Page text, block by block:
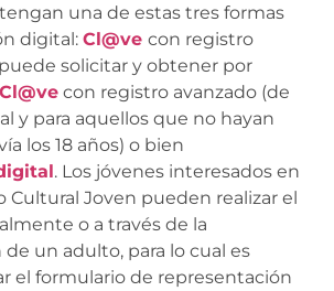
una de estas tres formas
digital: Cl@ve con registro
solicitar y obtener por
Cl@ve con registro avanzado (de
y para aquellos que no hayan
los 18 años) o bien
. Los jóvenes interesados en
Cultural Joven pueden realizar el
o a través de la
un adulto, para lo cual es
el formulario de representación